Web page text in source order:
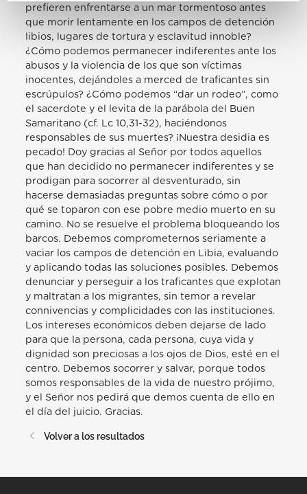
prefieren enfrentarse a un mar tormentoso antes
que morir lentamente en los campos de detención
libios, lugares de tortura y esclavitud innoble?
¿Cómo podemos permanecer indiferentes ante los
abusos y la violencia de los que son víctimas
inocentes, dejándoles a merced de traficantes sin
escrúpulos? ¿Cómo podemos “dar un rodeo”, como
el sacerdote y el levita de la parábola del Buen
Samaritano (cf. Lc 10,31-32), haciéndonos
responsables de sus muertes? ¡Nuestra desidia es
pecado! Doy gracias al Señor por todos aquellos
que han decidido no permanecer indiferentes y se
prodigan para socorrer al desventurado, sin
hacerse demasiadas preguntas sobre cómo o por
qué se toparon con ese pobre medio muerto en su
camino. No se resuelve el problema bloqueando los
barcos. Debemos comprometernos seriamente a
vaciar los campos de detención en Libia, evaluando
y aplicando todas las soluciones posibles. Debemos
denunciar y perseguir a los traficantes que explotan
y maltratan a los migrantes, sin temor a revelar
connivencias y complicidades con las instituciones.
Los intereses económicos deben dejarse de lado
para que la persona, cada persona, cuya vida y
dignidad son preciosas a los ojos de Dios, esté en el
centro. Debemos socorrer y salvar, porque todos
somos responsables de la vida de nuestro prójimo,
y el Señor nos pedirá que demos cuenta de ello en
el día del juicio. Gracias.
Volver a los resultados